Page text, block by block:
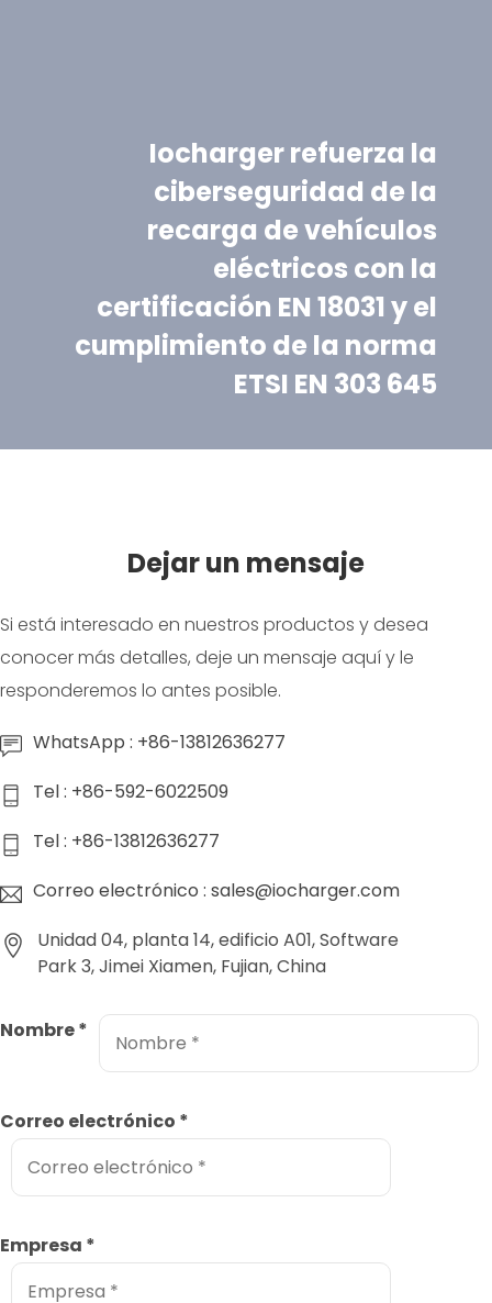
Iocharger refuerza la
ciberseguridad de la
recarga de vehículos
eléctricos con la
certificación EN 18031 y el
cumplimiento de la norma
ETSI EN 303 645
Dejar un mensaje
Si está interesado en nuestros productos y desea
conocer más detalles, deje un mensaje aquí y le
responderemos lo antes posible.
WhatsApp : +86-13812636277
Tel : +86-592-6022509
Tel : +86-13812636277
Correo electrónico : sales@iocharger.com
Unidad 04, planta 14, edificio A01, Software
Park 3, Jimei Xiamen, Fujian, China
Nombre*
Correo electrónico *
Empresa *